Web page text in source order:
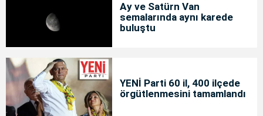
Ay ve Satürn Van
semalarında aynı karede
buluştu
YENİ Parti 60 il, 400 ilçede
örgütlenmesini tamamlandı